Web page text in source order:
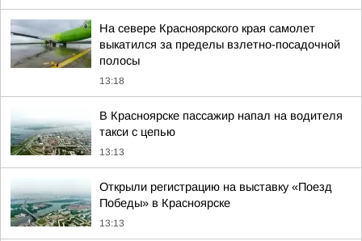
На севере Красноярского края самолет
выкатился за пределы взлетно-посадочной
полосы
13:18
В Красноярске пассажир напал на водителя
такси с цепью
13:13
Открыли регистрацию на выставку «Поезд
Победы» в Красноярске
13:13